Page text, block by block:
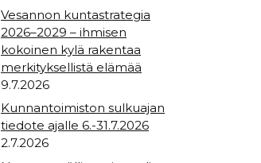
Vesannon kuntastrategia
2026–2029 – ihmisen
kokoinen kylä rakentaa
merkityksellistä elämää
9.7.2026
Kunnantoimiston sulkuajan
tiedote ajalle 6.-31.7.2026
2.7.2026